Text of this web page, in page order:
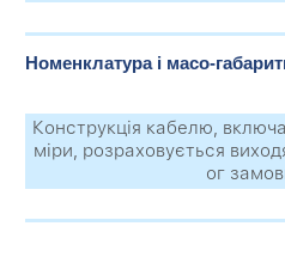
Номенклатура і масо-
Конструкція кабелю,
міри, розраховується
ог